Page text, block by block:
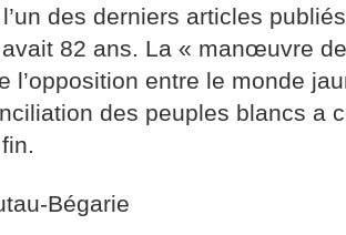
des derniers articles
avait 82 ans. La « manœuvre
l’opposition entre le monde
des peuples blancs a
Bégarie